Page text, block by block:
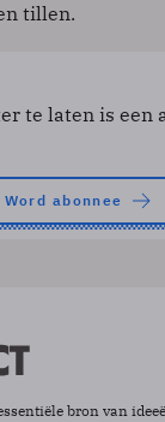
tillen.
te laten is een
Word abonnee
bron van